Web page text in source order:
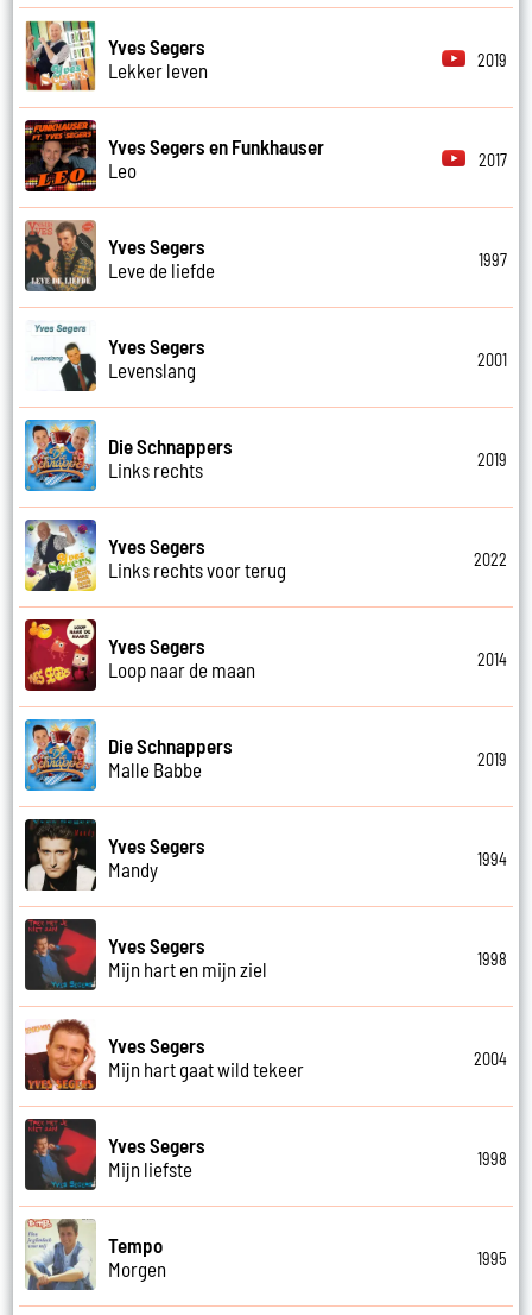
Yves Segers
Lekker leven
2019
Yves Segers en Funkhauser
Leo
2017
Yves Segers
Leve de liefde
1997
Yves Segers
Levenslang
2001
Die Schnappers
Links rechts
2019
Yves Segers
Links rechts voor terug
2022
Yves Segers
Loop naar de maan
2014
Die Schnappers
Malle Babbe
2019
Yves Segers
Mandy
1994
Yves Segers
Mijn hart en mijn ziel
1998
Yves Segers
Mijn hart gaat wild tekeer
2004
Yves Segers
Mijn liefste
1998
Tempo
Morgen
1995